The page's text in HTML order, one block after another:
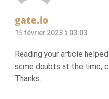
gate.io
15 février 2023 à 03:03
Reading your article
some doubts at the time,
Thanks.